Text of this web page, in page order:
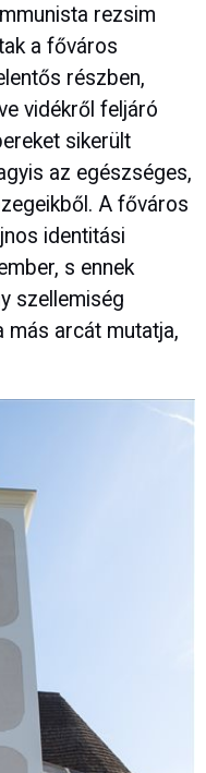
rezsim
a főváros
részben,
vidékről feljáró
sikerült
az egészséges,
A főváros
identitási
s ennek
szellemiség
más arcát mutatja,